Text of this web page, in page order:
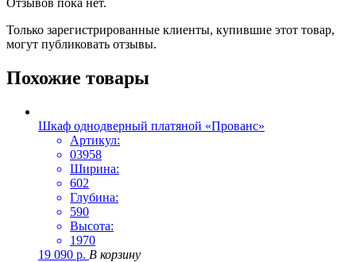
Отзывов пока нет.
Только зарегистрированные клиенты, купившие этот товар,
могут публиковать отзывы.
Похожие товары
Шкаф однодверный платяной «Прованс»
Артикул:
03958
Ширина:
602
Глубина:
590
Высота:
1970
19 090 р. В корзину